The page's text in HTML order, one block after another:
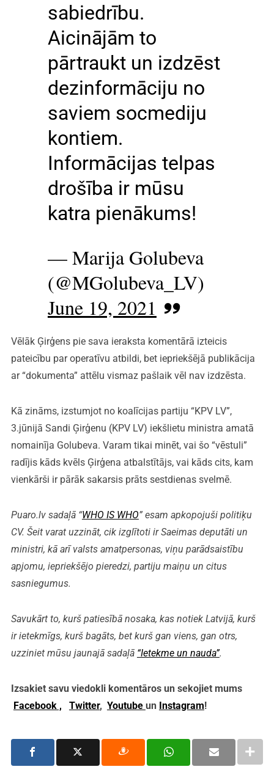
sabiedrību.
Aicinājām to
pārtraukt un izdzēst
dezinformāciju no
saviem socmediju
kontiem.
Informācijas telpas
drošība ir mūsu
katra pienākums!
— Marija Golubeva
(@MGolubeva_LV)
June 19, 2021
Vēlāk Ģirģens pie sava ieraksta komentārā izteicis
pateicību par operatīvu atbildi, bet iepriekšējā publikācija
ar “dokumenta” attēlu vismaz pašlaik vēl nav izdzēsta.
Kā zināms, izstumjot no koalīcijas partiju “KPV LV”,
3.jūnijā Sandi Ģirģenu (KPV LV) iekšlietu ministra amatā
nomainīja Golubeva. Varam tikai minēt, vai šo “vēstuli”
radījis kāds kvēls Ģirģena atbalstītājs, vai kāds cits, kam
vienkārši ir pārāk sakarsis prāts sestdienas svelmē.
Puaro.lv sadaļā “WHO IS WHO” esam apkopojuši politiķu
CV. Šeit varat uzzināt, cik izglītoti ir Saeimas deputāti un
ministri, kā arī valsts amatpersonas, viņu parādsaistību
apjomu, iepriekšējo pieredzi, partiju maiņu un citus
sasniegumus.
Savukārt to, kurš patiesībā nosaka, kas notiek Latvijā, kurš
ir ietekmīgs, kurš bagāts, bet kurš gan viens, gan otrs,
uzziniet mūsu jaunajā sadaļā “Ietekme un nauda”.
Izsakiet savu viedokli komentāros un sekojiet mums
Facebook ,
Twitter, Youtube un Instagram!